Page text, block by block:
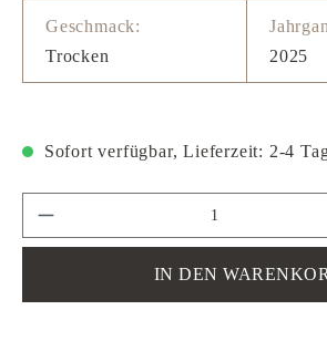
Geschmack:
Trocken
2025
Sofort verfügbar, Lieferzeit: 2-4
Produkt Anzahl: Gib den
IN DEN